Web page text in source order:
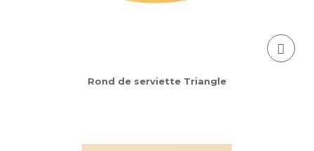
Rond de serviette Triangle